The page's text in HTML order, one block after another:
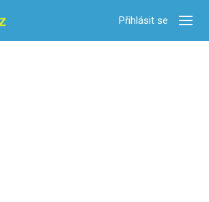
Přihlásit se